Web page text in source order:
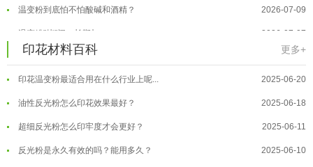
温变粉到底怕不怕酸碱和酒精？ 2026-07-09
温变粉"烤"问：长期加... 2026-07-07
温变粉耐温真相：注塑"高温炼... 2026-07-03
温变粉用在儿童玩具上能用吗？ 2026-08-10
温变粉可以做防伪标签、温变防伪吗... 2026-08-05
温变粉适合做热变还是冷变？ 2026-08-04
温变粉注塑后表面翻车？粗糙、颗粒... 2026-07-28
印花材料百科 更多+
温变粉丝印到底用多少目网版？这篇... 2026-06-11
反光粉太久不用结块要怎么处理？ 2025-07-11
印花温变粉最适合用在什么行业上呢... 2025-06-20
油性反光粉怎么印花效果最好？ 2025-06-18
超细反光粉怎么印牢度才会更好？ 2025-06-11
反光粉是永久有效的吗？能用多久？ 2025-06-10